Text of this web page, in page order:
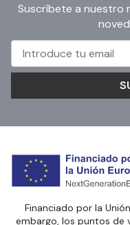
Suscríbete a nuestro
Financiado por la
embargo, los puntos de